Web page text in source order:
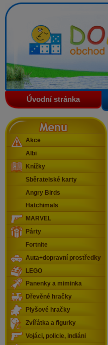
Domino - obchod s
Úvodní stránka
Menu
Akce
Albi
Knížky
Sběratelské karty
Angry Birds
Hatchimals
MARVEL
Párty
Fortnite
Auta+dopravní prostředky
LEGO
Panenky a miminka
Dřevěné hračky
Plyšové hračky
Zvířátka a figurky
Vojáci, policie, indiáni